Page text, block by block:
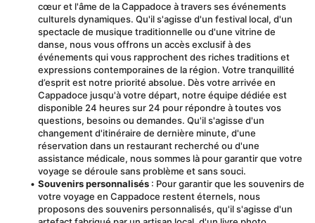
cœur et l'âme de la Cappadoce à travers ses événements
culturels dynamiques. Qu'il s'agisse d'un festival local, d'un
spectacle de musique traditionnelle ou d'une vitrine de
danse, nous vous offrons un accès exclusif à des
événements qui vous rapprochent des riches traditions et
expressions contemporaines de la région. Votre tranquillité
d’esprit est notre priorité absolue. Dès votre arrivée en
Cappadoce jusqu'à votre départ, notre équipe dédiée est
disponible 24 heures sur 24 pour répondre à toutes vos
questions, besoins ou demandes. Qu'il s'agisse d'un
changement d'itinéraire de dernière minute, d'une
réservation dans un restaurant recherché ou d'une
assistance médicale, nous sommes là pour garantir que votre
voyage se déroule sans problème et sans souci.
Souvenirs personnalisés : Pour garantir que les souvenirs de
votre voyage en Cappadoce restent éternels, nous
proposons des souvenirs personnalisés, qu'il s'agisse d'un